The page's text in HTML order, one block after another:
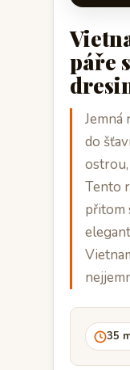
páře
Jemná
do
Tento
přitom
35